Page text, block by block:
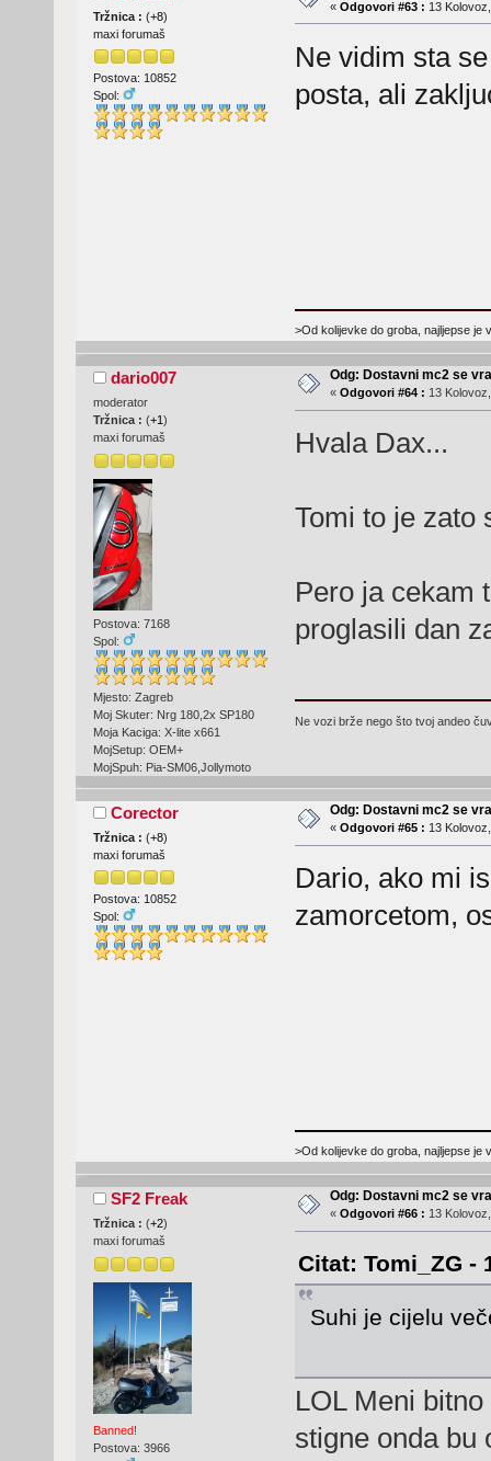
Tržnica : (+8)
maxi forumaš
Postova: 10852
Spol:
« Odgovori #63 : 13
Ne vidim sta
posta, ali
>Od kolijevke do groba, najljepse je
dario007
moderator
Tržnica : (+1 )
maxi forumaš
Postova: 7168
Spol:
Mjesto: Zagreb
Moj Skuter: Nrg 180,2x SP180
Moja Kaciga: X-lite x661
MojSetup: OEM+
MojSpuh: Pia-SM06,Jollymoto
Odg: Dostavni mc2 se
« Odgovori #64 : 13
Hvala Dax...
Tomi to je zato
Pero ja cekam
proglasili dan
Ne vozi brže nego što tvoj andeo
Corector
Tržnica : (+8)
maxi forumaš
Postova: 10852
Spol:
Odg: Dostavni mc2 se
« Odgovori #65 : 13
Dario, ako mi
zamorcetom,
>Od kolijevke do groba, najljepse je
SF2 Freak
Tržnica : (+2)
maxi forumaš
Banned!
Postova: 3966
Odg: Dostavni mc2 se
« Odgovori #66 : 13
Citat: Tomi_ZG -
Suhi je cijelu
LOL Meni
stigne onda